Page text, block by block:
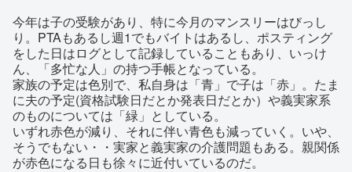
今年は子の受験があり、特に今月のマンスリーはびっし
り。PTAもあるし週1でもバイトはあるし、ポスティング
をした日はログとして記録していることもあり、いっけ
ん、「多忙な人」の持つ手帳となっている。
家族の予定は色別で、私自身は「青」で子は「赤」。たま
に夫の予定(資格試験日だとか発表日だとか）や義実家系
のものについては「緑」としている。
いずれ赤色が減り、それに伴い青色も減っていく。いや、
そうでもない・・実家と義実家の介護問題もある。親関係
が赤色になる日も徐々に近付いているのだ。